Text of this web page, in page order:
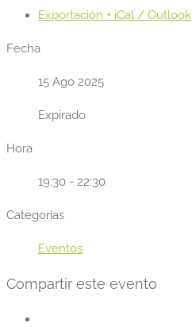
Exportación + iCal / Outlook
Fecha
15 Ago 2025
Expirado
Hora
19:30 - 22:30
Categorías
Eventos
Compartir este evento